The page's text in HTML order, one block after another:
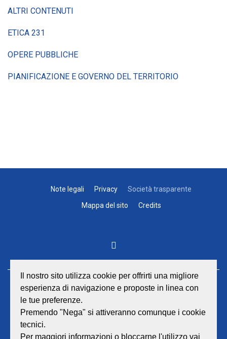
ALTRI CONTENUTI
ETICA 231
OPERE PUBBLICHE
PIANIFICAZIONE E GOVERNO DEL TERRITORIO
Note legali Privacy
Società trasparente
Mappa del sito
Credits
GEAT Srl
Sede legale e amministrativa:
Viale Lombardia 17 - 47838 Riccione
Capitale sociale euro 12.233.943,00 I.V.
Il nostro sito utilizza cookie per offrirti una migliore
esperienza di navigazione e proposte in linea con
le tue preferenze.
Premendo "Nega" si attiveranno comunque i cookie
tecnici.
Per maggiori informazioni o bloccarne l'utilizzo vai